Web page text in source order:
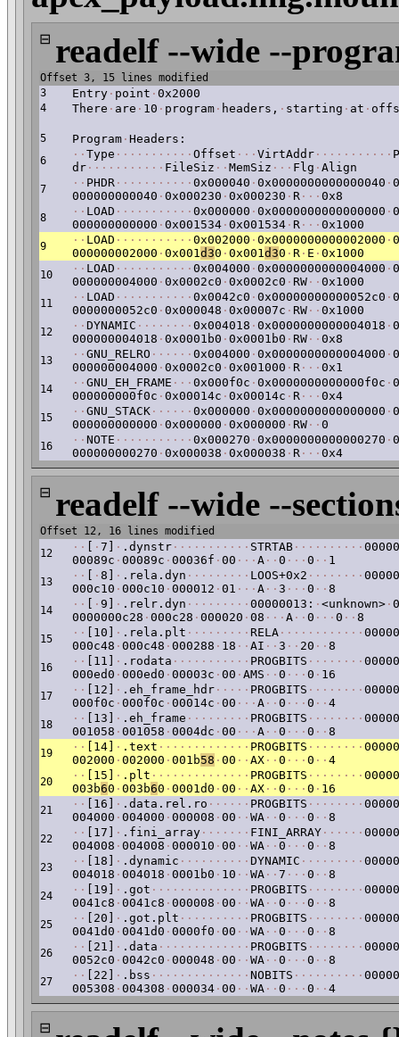
⊟ readelf --wide --
Offset 3, 15 lines modified
3
Entry · point · 0x2000
4 There · are · 10 · program · headers, · starting · at ·
5 Program · Headers:
6 · · Type · · · · · · · · · · · Offset · · · VirtAddr · · · · · · · · · · ·
dr · · · · · · · · · · · FileSiz · · MemSiz · · · Flg · Align
7 · · PHDR · · · · · · · · · · · 0x000040 · 0x0000000000000040 ·
000000000040 · 0x000230 · 0x000230 · R · · · 0x8
8 · · LOAD · · · · · · · · · · · 0x000000 · 0x0000000000000000 ·
000000000000 · 0x001534 · 0x001534 · R · · · 0x1000
9 · · LOAD · · · · · · · · · · · 0x002000 · 0x0000000000002000 ·
000000002000 · 0x001d30 · 0x001d30 · R · E · 0x1000
10 · · LOAD · · · · · · · · · · · 0x004000 · 0x0000000000004000 ·
000000004000 · 0x0002c0 · 0x0002c0 · RW · · 0x1000
11 · · LOAD · · · · · · · · · · · 0x0042c0 · 0x00000000000052c0 ·
0000000052c0 · 0x000048 · 0x00007c · RW · · 0x1000
12 · · DYNAMIC · · · · · · · · 0x004018 · 0x0000000000004018 ·
000000004018 · 0x0001b0 · 0x0001b0 · RW · · 0x8
13 · · GNU_RELRO · · · · · · 0x004000 · 0x0000000000004000 ·
000000004000 · 0x0002c0 · 0x001000 · R · · · 0x1
14 · · GNU_EH_FRAME · · · 0x000f0c · 0x0000000000000f0c ·
000000000f0c · 0x00014c · 0x00014c · R · · · 0x4
15 · · GNU_STACK · · · · · · 0x000000 · 0x0000000000000000 ·
000000000000 · 0x000000 · 0x000000 · RW · · 0
16 · · NOTE · · · · · · · · · · · 0x000270 · 0x0000000000000270 ·
000000000270 · 0x000038 · 0x000038 · R · · · 0x4
⊟ readelf --wide --
Offset 12, 16 lines modified
12
· · · 7] · .dynstr · · · · · · · · · · · STRTAB · · · · · · · · · ·
00089c · 00089c · 00036f · 00 · · · A · · 0 · · · 0 · · 1
13 · · · 8] · .rela.dyn · · · · · · · · · LOOS+0x2 · · · · · · · ·
000c10 · 000c10 · 000012 · 01 · · · A · · 3 · · · 0 · · 8
14 · · · 9] · .relr.dyn · · · · · · · · · 00000013: · <unknown> ·
0000000c28 · 000c28 · 000020 · 08 · · · A · · 0 · · · 0 · · 8
15 · · [10] · .rela.plt · · · · · · · · · RELA · · · · · · · · · · · ·
000c48 · 000c48 · 000288 · 18 · · AI · · 3 · · 20 · · 8
16 · · [11] · .rodata · · · · · · · · · · · PROGBITS · · · · · · · ·
000ed0 · 000ed0 · 00003c · 00 · AMS · · 0 · · · 0 · 16
17 · · [12] · .eh_frame_hdr · · · · · PROGBITS · · · · · · · ·
000f0c · 000f0c · 00014c · 00 · · · A · · 0 · · · 0 · · 4
18 · · [13] · .eh_frame · · · · · · · · · PROGBITS · · · · · · · ·
001058 · 001058 · 0004dc · 00 · · · A · · 0 · · · 0 · · 8
19 · · [14] · .text · · · · · · · · · · · · · PROGBITS · · · · · · · ·
002000 · 002000 · 001b58 · 00 · · AX · · 0 · · · 0 · · 4
20 · · [15] · .plt · · · · · · · · · · · · · · PROGBITS · · · · · · · ·
003b60 · 003b60 · 0001d0 · 00 · · AX · · 0 · · · 0 · 16
21 · · [16] · .data.rel.ro · · · · · · PROGBITS · · · · · · · ·
004000 · 004000 · 000008 · 00 · · WA · · 0 · · · 0 · · 8
22 · · [17] · .fini_array · · · · · · · FINI_ARRAY · · · · · ·
004008 · 004008 · 000010 · 00 · · WA · · 0 · · · 0 · · 8
23 · · [18] · .dynamic · · · · · · · · · · DYNAMIC · · · · · · · · ·
004018 · 004018 · 0001b0 · 10 · · WA · · 7 · · · 0 · · 8
24 · · [19] · .got · · · · · · · · · · · · · · PROGBITS · · · · · · · ·
0041c8 · 0041c8 · 000008 · 00 · · WA · · 0 · · · 0 · · 8
25 · · [20] · .got.plt · · · · · · · · · · PROGBITS · · · · · · · ·
0041d0 · 0041d0 · 0000f0 · 00 · · WA · · 0 · · · 0 · · 8
26 · · [21] · .data · · · · · · · · · · · · · PROGBITS · · · · · · · ·
0052c0 · 0042c0 · 000048 · 00 · · WA · · 0 · · · 0 · · 8
27 · · [22] · .bss · · · · · · · · · · · · · · NOBITS · · · · · · · · · ·
005308 · 004308 · 000034 · 00 · · WA · · 0 · · · 0 · · 4
⊟